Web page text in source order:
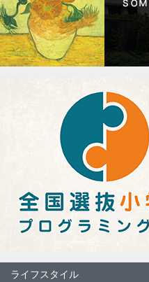
ライフスタイル